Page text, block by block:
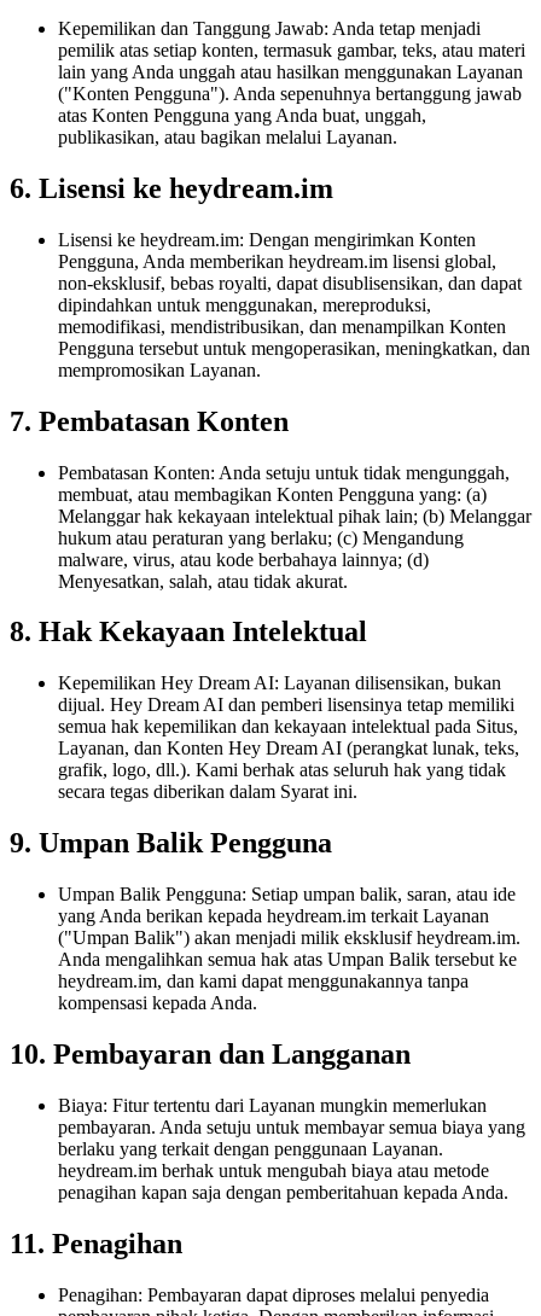
Kepemilikan dan Tanggung Jawab: Anda tetap menjadi
pemilik atas setiap konten, termasuk gambar, teks, atau materi
lain yang Anda unggah atau hasilkan menggunakan Layanan
("Konten Pengguna"). Anda sepenuhnya bertanggung jawab
atas Konten Pengguna yang Anda buat, unggah,
publikasikan, atau bagikan melalui Layanan.
6. Lisensi ke heydream.im
Lisensi ke heydream.im: Dengan mengirimkan Konten
Pengguna, Anda memberikan heydream.im lisensi global,
non-eksklusif, bebas royalti, dapat disublisensikan, dan dapat
dipindahkan untuk menggunakan, mereproduksi,
memodifikasi, mendistribusikan, dan menampilkan Konten
Pengguna tersebut untuk mengoperasikan, meningkatkan, dan
mempromosikan Layanan.
7. Pembatasan Konten
Pembatasan Konten: Anda setuju untuk tidak mengunggah,
membuat, atau membagikan Konten Pengguna yang: (a)
Melanggar hak kekayaan intelektual pihak lain; (b) Melanggar
hukum atau peraturan yang berlaku; (c) Mengandung
malware, virus, atau kode berbahaya lainnya; (d)
Menyesatkan, salah, atau tidak akurat.
8. Hak Kekayaan Intelektual
Kepemilikan Hey Dream AI: Layanan dilisensikan, bukan
dijual. Hey Dream AI dan pemberi lisensinya tetap memiliki
semua hak kepemilikan dan kekayaan intelektual pada Situs,
Layanan, dan Konten Hey Dream AI (perangkat lunak, teks,
grafik, logo, dll.). Kami berhak atas seluruh hak yang tidak
secara tegas diberikan dalam Syarat ini.
9. Umpan Balik Pengguna
Umpan Balik Pengguna: Setiap umpan balik, saran, atau ide
yang Anda berikan kepada heydream.im terkait Layanan
("Umpan Balik") akan menjadi milik eksklusif heydream.im.
Anda mengalihkan semua hak atas Umpan Balik tersebut ke
heydream.im, dan kami dapat menggunakannya tanpa
kompensasi kepada Anda.
10. Pembayaran dan Langganan
Biaya: Fitur tertentu dari Layanan mungkin memerlukan
pembayaran. Anda setuju untuk membayar semua biaya yang
berlaku yang terkait dengan penggunaan Layanan.
heydream.im berhak untuk mengubah biaya atau metode
penagihan kapan saja dengan pemberitahuan kepada Anda.
11. Penagihan
Penagihan: Pembayaran dapat diproses melalui penyedia